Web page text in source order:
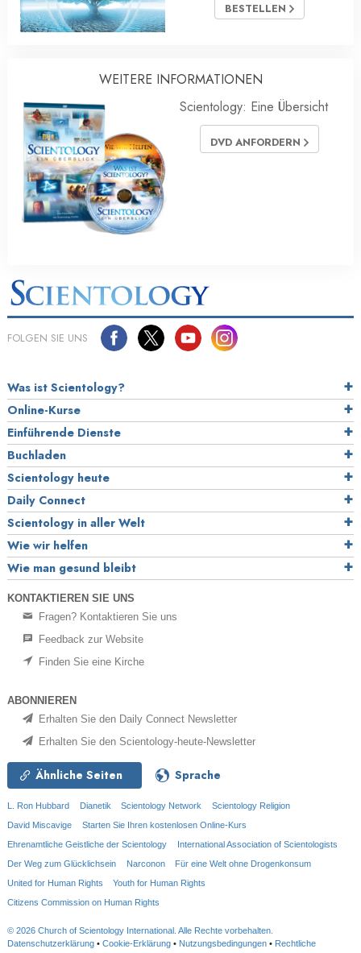
BESTELLEN
WEITERE INFORMATIONEN
Scientology: Eine Übersicht
DVD ANFORDERN
FOLGEN SIE UNS
Was ist Scientology?
Online-Kurse
Einführende Dienste
Buchladen
Scientology heute
Daily Connect
Scientology in aller Welt
Wie wir helfen
Wie man gesund bleibt
KONTAKTIEREN SIE UNS
Fragen? Kontaktieren Sie uns
Feedback zur Website
Finden Sie eine Kirche
ABONNIEREN
Erhalten Sie den Daily Connect Newsletter
Erhalten Sie den Scientology-heute-Newsletter
Ähnliche Seiten Sprache
L. Ron Hubbard Dianetik Scientology Network
Scientology Religion
David Miscavige
Starten Sie Ihren kostenlosen Online-Kurs
Ehrenamtliche Geistliche der Scientology
International Association of Scientologists
Der Weg zum Glücklichsein
Narconon
Für eine Welt ohne Drogenkonsum
United for Human Rights
Youth for Human Rights
Citizens Commission on Human Rights
© 2026 Church of Scientology International. Alle Rechte vorbehalten.
Datenschutzerklärung • Cookie-Erklärung • Nutzungsbedingungen • Rechtliche